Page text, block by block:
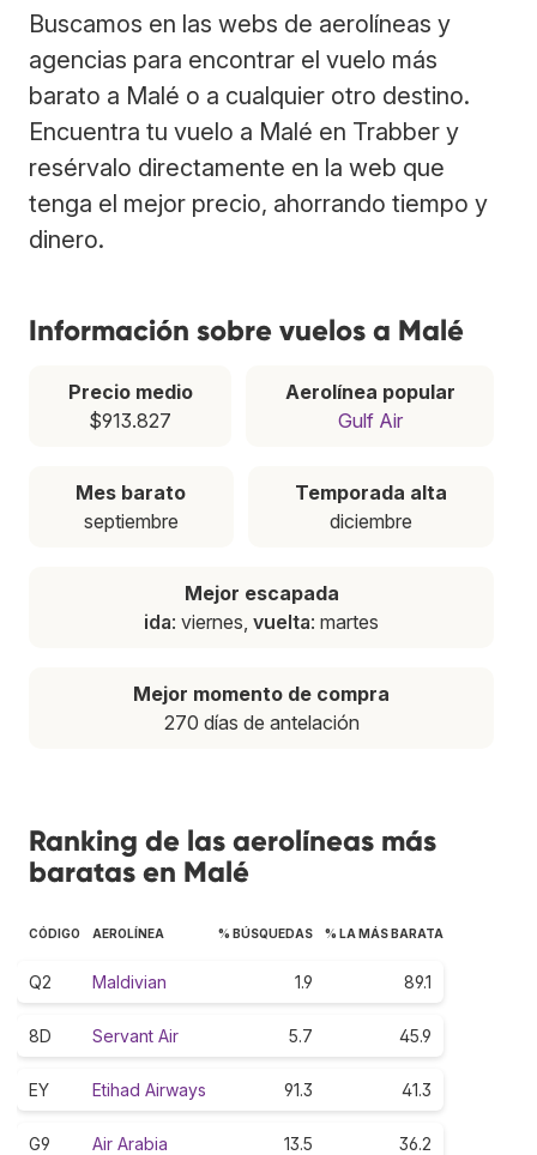
Buscamos en las webs de aerolíneas y
agencias para encontrar el vuelo más
barato a Malé o a cualquier otro destino.
Encuentra tu vuelo a Malé en Trabber y
resérvalo directamente en la web que
tenga el mejor precio, ahorrando tiempo y
dinero.
Información sobre vuelos a Malé
Precio medio
$913.827
Aerolínea popular
Gulf Air
Mes barato
septiembre
Temporada alta
diciembre
Mejor escapada
ida: viernes, vuelta: martes
Mejor momento de compra
270 días de antelación
Ranking de las aerolíneas más
baratas en Malé
CÓDIGO AEROLÍNEA % BÚSQUEDAS % LA MÁS BARATA
Q2 Maldivian 1.9 89.1
8D Servant Air 5.7 45.9
EY Etihad Airways 91.3 41.3
G9 Air Arabia 13.5 36.2